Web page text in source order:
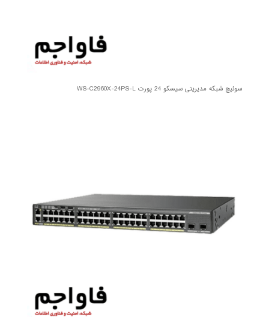
سوئیچ شبکه مدیریتی سیسکو 24 پورت WS-C2960X-24PS-L